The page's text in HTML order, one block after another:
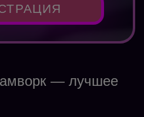
— лучшее